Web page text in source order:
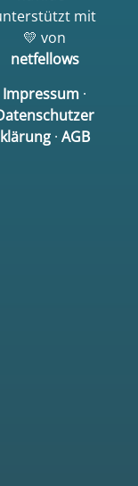
mit
💛 von
netfellows
Impressum ·
klärung· AGB